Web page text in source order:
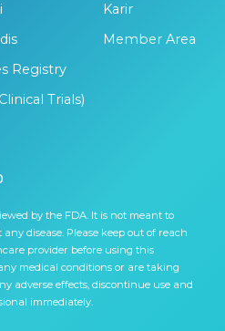
Registry
Trials)
Karir
Member Area
by the FDA. It is not meant to
disease. Please keep out of reach
provider before using this
medical conditions or are taking
adverse effects, discontinue use and
immediately.